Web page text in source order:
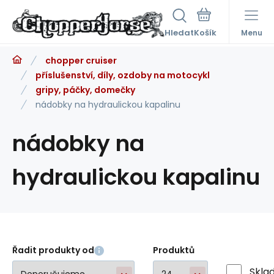
Hledat Menu
chopper cruiser
příslušenství, díly, ozdoby na motocykl
gripy, páčky, domečky
nádobky na hydraulickou kapalinu
nádobky na
hydraulickou kapalinu
Řadit produkty od Produktů